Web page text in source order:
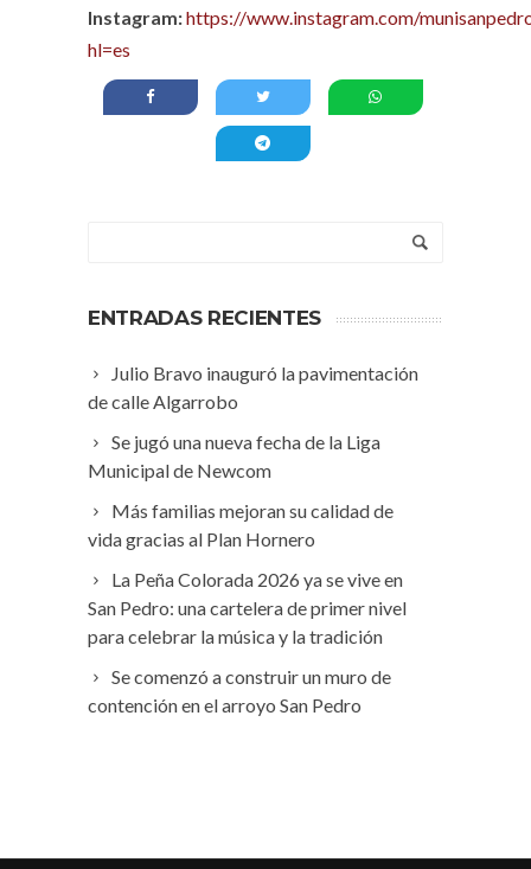
Instagram:https://www.instagram.com/
hl=es
ENTRADAS RECIENTES
Julio Bravo inauguró la pavimentación
de calle Algarrobo
Se jugó una nueva fecha de la Liga
Municipal de Newcom
Más familias mejoran su calidad de
vida gracias al Plan Hornero
La Peña Colorada 2026 ya se vive en
San Pedro: una cartelera de primer nivel
para celebrar la música y la tradición
Se comenzó a construir un muro de
contención en el arroyo San Pedro